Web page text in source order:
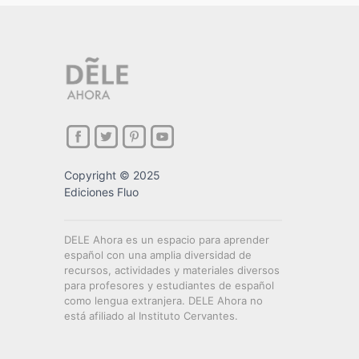
Copyright © 2025
Ediciones Fluo
DELE Ahora es un espacio para aprender
español con una amplia diversidad de
recursos, actividades y materiales diversos
para profesores y estudiantes de español
como lengua extranjera. DELE Ahora no
está afiliado al Instituto Cervantes.